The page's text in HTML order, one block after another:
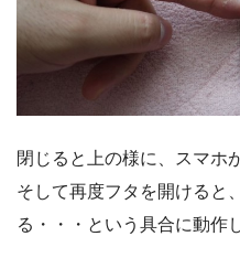
閉じると上の様に、スマホ
そして再度フタを開けると
る・・・という具合に動作